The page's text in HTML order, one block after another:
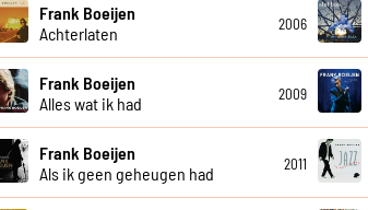
Frank Boeijen
Achterlaten
2006
Frank Boeijen
Alles wat ik had
2009
Frank Boeijen
Als ik geen geheugen had
2011